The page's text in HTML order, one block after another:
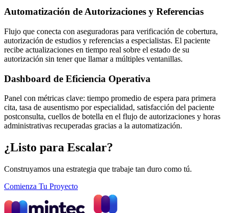
Automatización de Autorizaciones y Referencias
Flujo que conecta con aseguradoras para verificación de cobertura,
autorización de estudios y referencias a especialistas. El paciente
recibe actualizaciones en tiempo real sobre el estado de su
autorización sin tener que llamar a múltiples ventanillas.
Dashboard de Eficiencia Operativa
Panel con métricas clave: tiempo promedio de espera para primera
cita, tasa de ausentismo por especialidad, satisfacción del paciente
postconsulta, cuellos de botella en el flujo de autorizaciones y horas
administrativas recuperadas gracias a la automatización.
¿Listo para Escalar?
Construyamos una estrategia que trabaje tan duro como tú.
Comienza Tu Proyecto